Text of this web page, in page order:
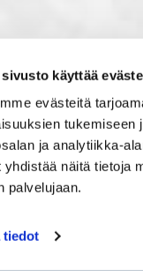
sivusto käyttää
evästeitä
tukemiseen
ja analytiikka-
yhdistää näitä tietoja
palvelujaan.
tiedot
kollegoidesi kanssa,
elinkeinoelämän
yritysjohtajien kanssa.
ajattelee